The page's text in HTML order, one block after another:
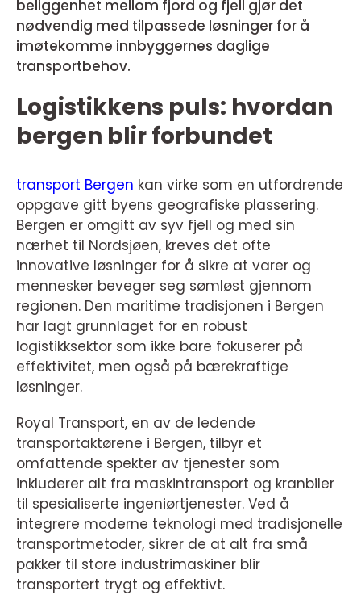
beliggenhet mellom fjord og fjell gjør det
nødvendig med tilpassede løsninger for å
imøtekomme innbyggernes daglige
transportbehov.
Logistikkens puls: hvordan
bergen blir forbundet
transport Bergen kan virke som en utfordrende
oppgave gitt byens geografiske plassering.
Bergen er omgitt av syv fjell og med sin
nærhet til Nordsjøen, kreves det ofte
innovative løsninger for å sikre at varer og
mennesker beveger seg sømløst gjennom
regionen. Den maritime tradisjonen i Bergen
har lagt grunnlaget for en robust
logistikksektor som ikke bare fokuserer på
effektivitet, men også på bærekraftige
løsninger.
Royal Transport, en av de ledende
transportaktørene i Bergen, tilbyr et
omfattende spekter av tjenester som
inkluderer alt fra maskintransport og kranbiler
til spesialiserte ingeniørtjenester. Ved å
integrere moderne teknologi med tradisjonelle
transportmetoder, sikrer de at alt fra små
pakker til store industrimaskiner blir
transportert trygt og effektivt.